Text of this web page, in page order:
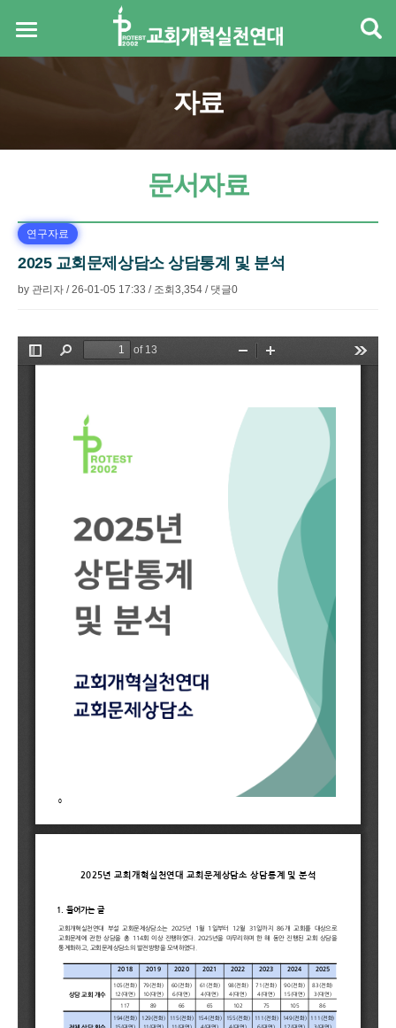
자료
문서자료
연구자료
2025 교회문제상담소 상담통계 및 분석
by 관리자 /26-01-05 17:33 / 조회 3,354 / 댓글0
본문